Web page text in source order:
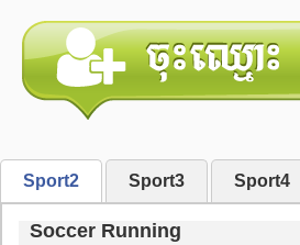
Sport2 Sport3 Sport4